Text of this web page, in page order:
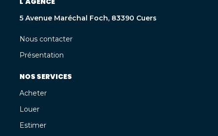
5 Avenue Maréchal Foch, 83390 Cuers
Nous contacter
Présentation
NOS SERVICES
Acheter
Louer
Estimer